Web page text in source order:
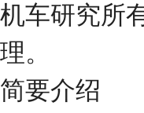
机车研究所
理。
简要介绍